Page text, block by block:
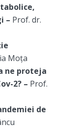
– Prof. dr.
Moța
ne proteja
2? – Prof.
de